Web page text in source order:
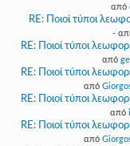
από
RE: Ποιοί τύποι
-
RE: Ποιοί τύποι
από
RE: Ποιοί τύποι
από
RE: Ποιοί τύποι
από
RE: Ποιοί τύποι
από